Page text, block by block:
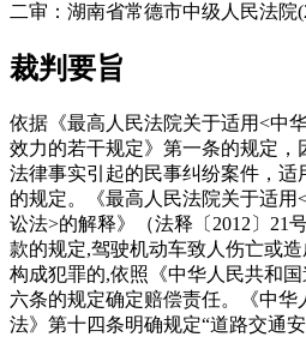
二审：湖南省常德市中级人民法院
裁判要旨
依据《最高人民法院关于适用<中
效力的若干规定》第一条的规定，
法律事实引起的民事纠纷案件，适
的规定。《最高人民法院关于适用
讼法>的解释》（法释〔2012〕21
款的规定,驾驶机动车致人伤亡或
构成犯罪的,依照《中华人民共和
六条的规定确定赔偿责任。《中华
法》第十四条明确规定“道路交通